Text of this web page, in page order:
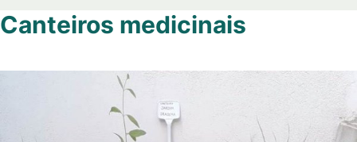
Canteiros medicinais